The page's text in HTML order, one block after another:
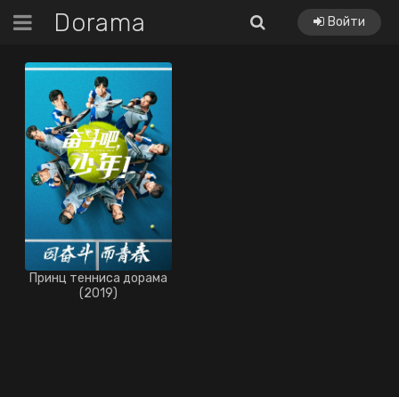
Dorama Войти
Принц тенниса дорама
(2019)